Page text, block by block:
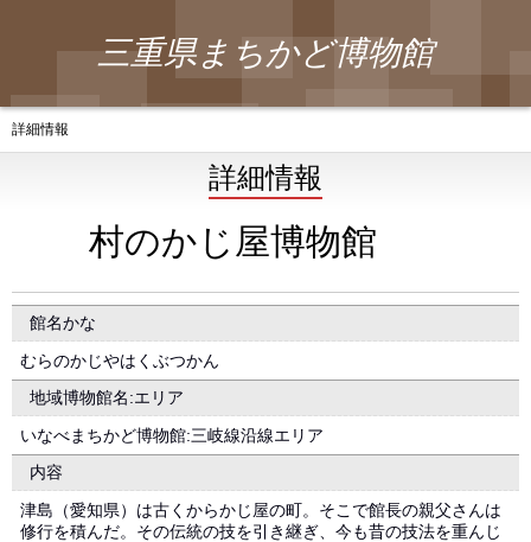
三重県まちかど博物館
詳細情報
詳細情報
村のかじ屋博物館
館名かな
むらのかじやはくぶつかん
地域博物館名:エリア
いなべまちかど博物館:三岐線沿線エリア
内容
津島（愛知県）は古くからかじ屋の町。そこで館長の親父さんは
修行を積んだ。その伝統の技を引き継ぎ、今も昔の技法を重んじ